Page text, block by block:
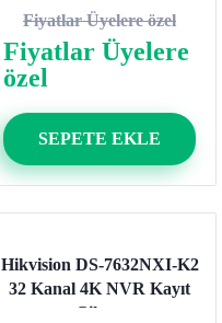
Fiyatlar Üyelere özel
Fiyatlar Üyelere
özel
SEPETE EKLE
Hikvision DS-7632NXI-K2
32 Kanal 4K NVR Kayıt
Cihazı